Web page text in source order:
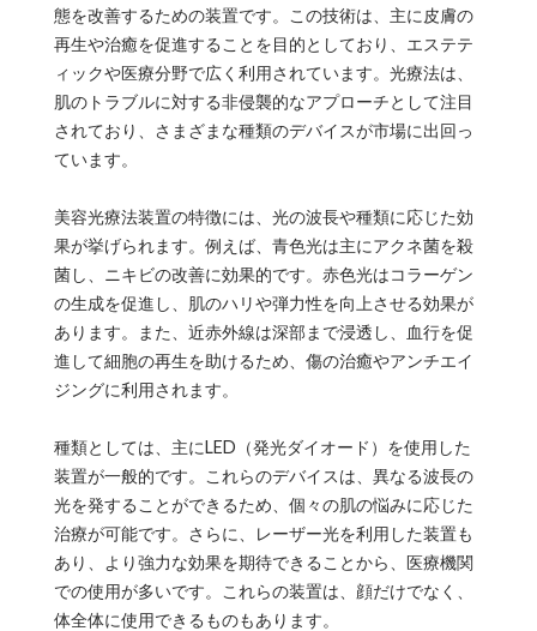
態を改善するための装置です。この技術は、主に皮膚の
再生や治癒を促進することを目的としており、エステテ
ィックや医療分野で広く利用されています。光療法は、
肌のトラブルに対する非侵襲的なアプローチとして注目
されており、さまざまな種類のデバイスが市場に出回っ
ています。
美容光療法装置の特徴には、光の波長や種類に応じた効
果が挙げられます。例えば、青色光は主にアクネ菌を殺
菌し、ニキビの改善に効果的です。赤色光はコラーゲン
の生成を促進し、肌のハリや弾力性を向上させる効果が
あります。また、近赤外線は深部まで浸透し、血行を促
進して細胞の再生を助けるため、傷の治癒やアンチエイ
ジングに利用されます。
種類としては、主にLED（発光ダイオード）を使用した
装置が一般的です。これらのデバイスは、異なる波長の
光を発することができるため、個々の肌の悩みに応じた
治療が可能です。さらに、レーザー光を利用した装置も
あり、より強力な効果を期待できることから、医療機関
での使用が多いです。これらの装置は、顔だけでなく、
体全体に使用できるものもあります。